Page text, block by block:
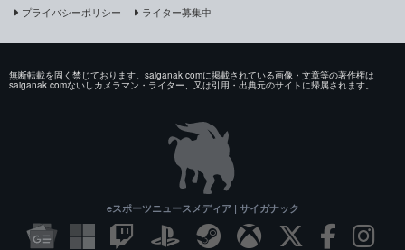
プライバシーポリシー
ライター募集中
無断転載を固く禁じております。saiganak.comに掲載されている画像・文章等の著作権は
saiganak.comないしカメラマン・ライター、又は引用・出典元のサイトに帰属されます。
eスポーツニュースメディア | サイガナック